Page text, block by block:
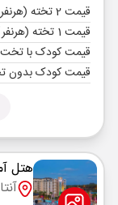
قیمت 2 تخته (هرنفر)
قیمت 1 تخته (هرنفر)
قیمت کودک با
قیمت کودک بدون
هتل